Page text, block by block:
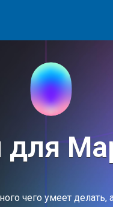
для
чего умеет делать,